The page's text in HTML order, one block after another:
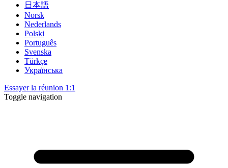
日本語
Norsk
Nederlands
Polski
Português
Svenska
Türkçe
Українська
Essayer la réunion 1:1
Toggle navigation